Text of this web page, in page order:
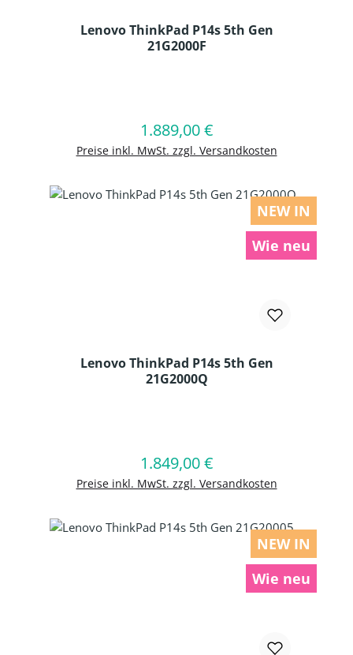
Lenovo ThinkPad P14s 5th Gen
21G2000F
Regulärer Preis:
1.889,00 €
Preise inkl. MwSt. zzgl. Versandkosten
In den Warenkorb
NEW IN
Wie neu
Lenovo ThinkPad P14s 5th Gen
21G2000Q
Regulärer Preis:
1.849,00 €
Preise inkl. MwSt. zzgl. Versandkosten
In den Warenkorb
NEW IN
Wie neu